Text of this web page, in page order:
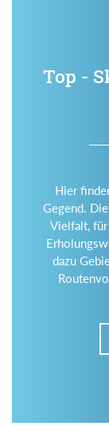
Top -
Hier
Gegend.
Vielfalt, für
dazu